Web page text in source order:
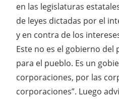
en las legislaturas
de leyes dictadas por el
y en contra de los
Este no es el gobierno
para el pueblo. Es un
corporaciones, por las
corporaciones”. Luego